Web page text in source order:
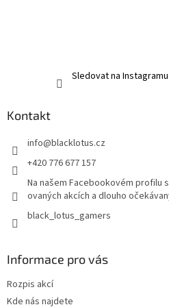
Sledovat na Instagramu
Kontakt
info@blacklotus.cz
+420 776 677 157
Na našem Facebookovém profilu
ovaných akcích a dlouho
black_lotus_gamers
Informace pro vás
Rozpis akcí
Kde nás najdete